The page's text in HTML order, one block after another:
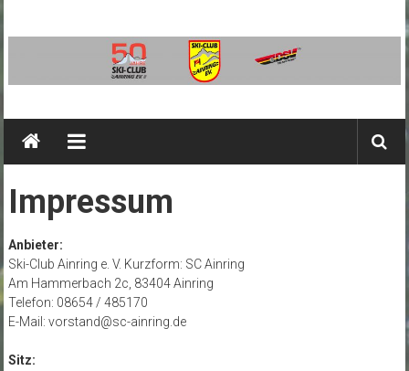
SC
Ainring
Ski-
e.V.
Impressum
Anbieter:
Ski-Club Ainring e. V. Kurzform: SC Ainring
Am Hammerbach 2c, 83404 Ainring
Telefon: 08654 / 485170
E-Mail: vorstand@sc-ainring.de
Sitz: